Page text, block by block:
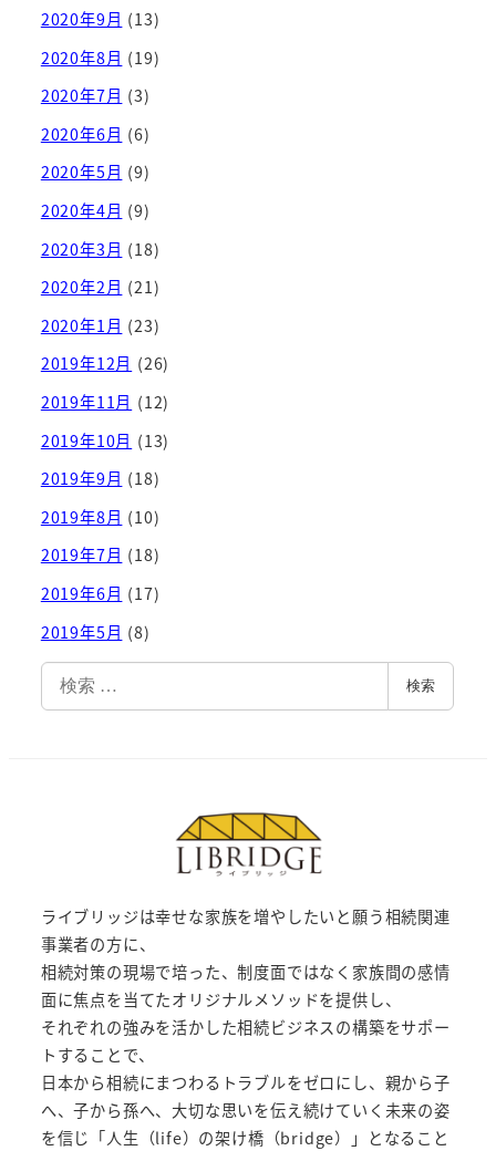
2020年9月 (13)
2020年8月 (19)
2020年7月 (3)
2020年6月 (6)
2020年5月 (9)
2020年4月 (9)
2020年3月 (18)
2020年2月 (21)
2020年1月 (23)
2019年12月 (26)
2019年11月 (12)
2019年10月 (13)
2019年9月 (18)
2019年8月 (10)
2019年7月 (18)
2019年6月 (17)
2019年5月 (8)
検
索
検索
ライブリッジは幸せな家族を増やしたいと願う相続関連
事業者の方に、
相続対策の現場で培った、制度面ではなく家族間の感情
面に焦点を当てたオリジナルメソッドを提供し、
それぞれの強みを活かした相続ビジネスの構築をサポー
トすることで、
日本から相続にまつわるトラブルをゼロにし、親から子
へ、子から孫へ、大切な思いを伝え続けていく未来の姿
を信じ「人生（life）の架け橋（bridge）」となること